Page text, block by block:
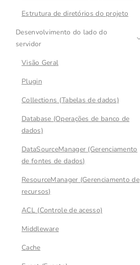
Estrutura de diretórios do projeto
Desenvolvimento do lado do
servidor
Visão Geral
Plugin
Collections (Tabelas de dados)
Database (Operações de banco de
dados)
DataSourceManager (Gerenciamento
de fontes de dados)
ResourceManager (Gerenciamento de
recursos)
ACL (Controle de acesso)
Middleware
Cache